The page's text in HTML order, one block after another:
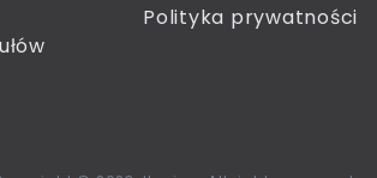
Polityka prywatności